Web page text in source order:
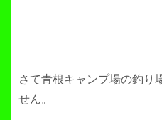
さて青根キャンプ場の釣り
せん。